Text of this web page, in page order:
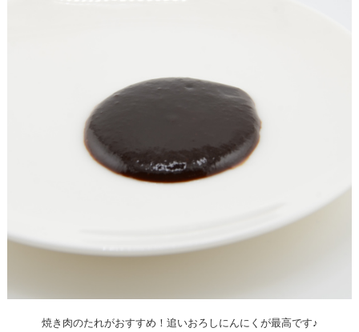
焼き肉のたれがおすすめ！追いおろしにんにくが最高です♪